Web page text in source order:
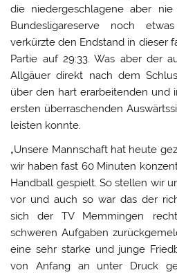
die niedergeschlagene aber nie
Bundesligareserve noch
verkürzte den Endstand in dieser
Partie auf 29:33. Was aber der
Allgäuer direkt nach dem
über den hart erarbeitenden und
ersten überraschenden
leisten konnte.
„Unsere Mannschaft hat heute
wir haben fast 60 Minuten
Handball gespielt. So stellen wir
vor und auch so war das der
sich der TV Memmingen
schweren Aufgaben
eine sehr starke und junge
von Anfang an unter Druck